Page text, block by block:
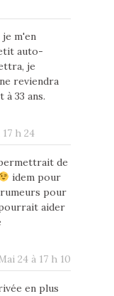
m'en
auto-
je
reviendra
33 ans.
h 24
de
idem pour
rumeurs pour
aider
24 à 17 h 10
en plus